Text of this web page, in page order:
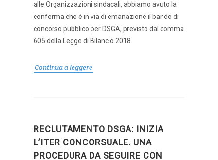
alle Organizzazioni sindacali, abbiamo avuto la
conferma che è in via di emanazione il bando di
concorso pubblico per DSGA, previsto dal comma
605 della Legge di Bilancio 2018.
Continua a leggere
RECLUTAMENTO DSGA: INIZIA
L’ITER CONCORSUALE. UNA
PROCEDURA DA SEGUIRE CON